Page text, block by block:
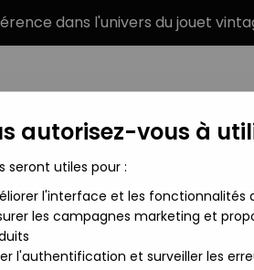
dans l'univers du jouet
MARQUES TYPE DE
MOTU Masterverse 17cm Les
autorisez-vous à
seront utiles pour :
l'interface et les fonctionnalités
les campagnes marketing et
l'authentification et surveiller les